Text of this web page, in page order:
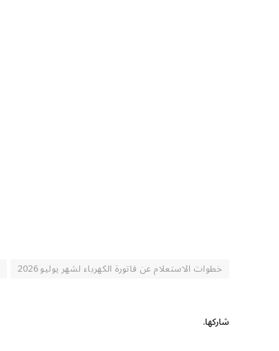
خطوات الاستعلام عن فاتورة الكهرباء لشهر يوليو 2026
شاركها.